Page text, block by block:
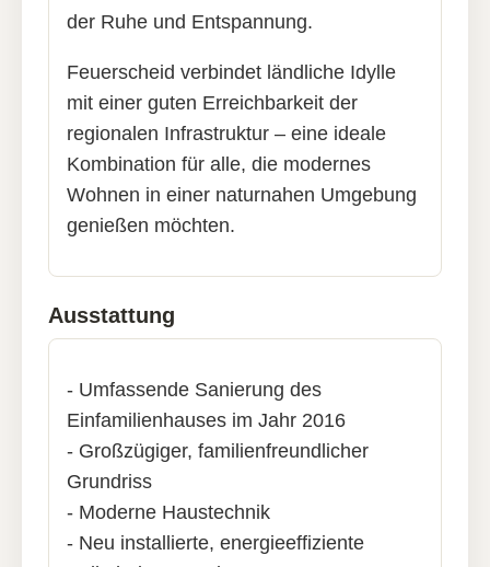
der Ruhe und Entspannung.
Feuerscheid verbindet ländliche Idylle
mit einer guten Erreichbarkeit der
regionalen Infrastruktur – eine ideale
Kombination für alle, die modernes
Wohnen in einer naturnahen Umgebung
genießen möchten.
Ausstattung
- Umfassende Sanierung des
Einfamilienhauses im Jahr 2016
- Großzügiger, familienfreundlicher
Grundriss
- Moderne Haustechnik
- Neu installierte, energieeffiziente